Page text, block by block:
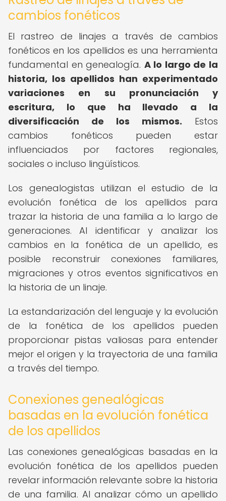
cambios fonéticos
El rastreo de linajes a través de cambios
fonéticos en los apellidos es una herramienta
fundamental en genealogía. A lo largo de la
historia, los apellidos han experimentado
variaciones en su pronunciación y
escritura, lo que ha llevado a la
diversificación de los mismos. Estos
cambios fonéticos pueden estar
influenciados por factores regionales,
sociales o incluso lingüísticos.
Los genealogistas utilizan el estudio de la
evolución fonética de los apellidos para
trazar la historia de una familia a lo largo de
generaciones. Al identificar y analizar los
cambios en la fonética de un apellido, es
posible reconstruir conexiones familiares,
migraciones y otros eventos significativos en
la historia de un linaje.
La estandarización del lenguaje y la evolución
de la fonética de los apellidos pueden
proporcionar pistas valiosas para entender
mejor el origen y la trayectoria de una familia
a través del tiempo.
Conexiones genealógicas
basadas en la evolución fonética
de los apellidos
Las conexiones genealógicas basadas en la
evolución fonética de los apellidos pueden
revelar información relevante sobre la historia
de una familia. Al analizar cómo un apellido